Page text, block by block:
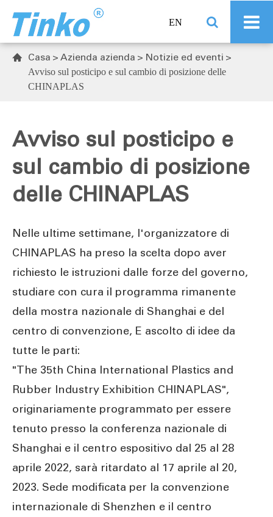
EN
 Casa Azienda azienda Notizie ed eventi
Avviso sul posticipo e sul cambio di posizione delle
CHINAPLAS
Avviso sul posticipo e
sul cambio di posizione
delle CHINAPLAS
Nelle ultime settimane, l'organizzatore di
CHINAPLAS ha preso la scelta dopo aver
richiesto le istruzioni dalle forze del governo,
studiare con cura il programma rimanente
della mostra nazionale di Shanghai e del
centro di convenzione, E ascolto di idee da
tutte le parti:
"The 35th China International Plastics and
Rubber Industry Exhibition CHINAPLAS",
originariamente programmato per essere
tenuto presso la conferenza nazionale di
Shanghai e il centro espositivo dal 25 al 28
aprile 2022, sarà ritardato al 17 aprile al 20,
2023. Sede modificata per la convenzione
internazionale di Shenzhen e il centro